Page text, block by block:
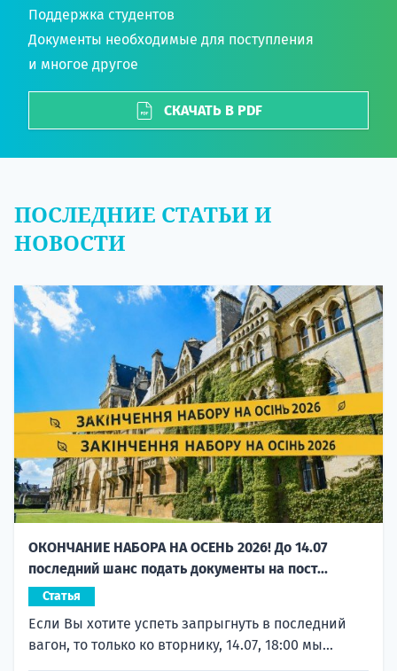
Поддержка студентов
Документы необходимые для поступления
и многое другое
СКАЧАТЬ В PDF
ПОСЛЕДНИЕ СТАТЬИ И
НОВОСТИ
ОКОНЧАНИЕ НАБОРА НА ОСЕНЬ 2026! До 14.07
последний шанс подать документы на пост...
Статья
Если Вы хотите успеть запрыгнуть в последний
вагон, то только ко вторнику, 14.07, 18:00 мы...